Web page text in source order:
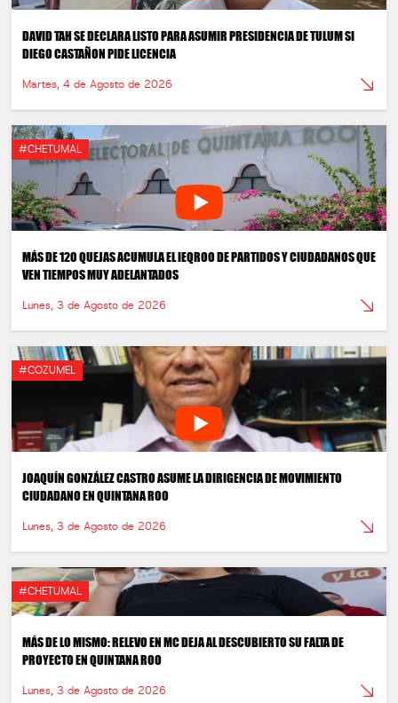
DAVID TAH SE DECLARA LISTO PARA ASUMIR PRESIDENCIA DE TULUM SI
DIEGO CASTAÑON PIDE LICENCIA
Martes, 4 de Agosto de 2026
#CHETUMAL
MÁS DE 120 QUEJAS ACUMULA EL IEQROO DE PARTIDOS Y CIUDADANOS QUE
VEN TIEMPOS MUY ADELANTADOS
Lunes, 3 de Agosto de 2026
#COZUMEL
JOAQUÍN GONZÁLEZ CASTRO ASUME LA DIRIGENCIA DE MOVIMIENTO
CIUDADANO EN QUINTANA ROO
Lunes, 3 de Agosto de 2026
#CHETUMAL
MÁS DE LO MISMO: RELEVO EN MC DEJA AL DESCUBIERTO SU FALTA DE
PROYECTO EN QUINTANA ROO
Lunes, 3 de Agosto de 2026